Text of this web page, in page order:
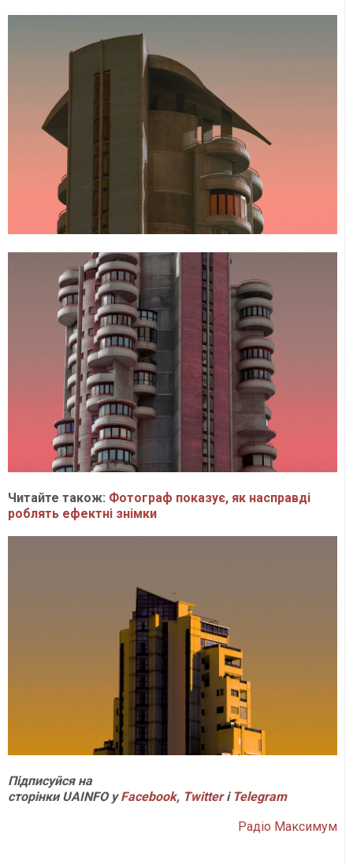
Читайте також: Фотограф показує, як насправді
роблять ефектні знімки
Підписуйся на
сторінки UAINFO уFacebook, Twitter і Telegram
Радіо Максимум